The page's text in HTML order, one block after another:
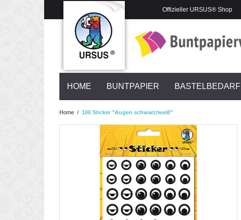
Offizieller URSUS® Shop
HOME BUNTPAPIER BASTELBEDARF
Home / 100 Sticker "Augen schwarz/weiß"